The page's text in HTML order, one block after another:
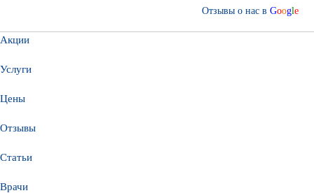
Отзывы о нас в Google
Акции
Услуги
Цены
Отзывы
Статьи
Врачи